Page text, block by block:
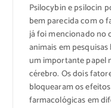
Psilocybin e psilocin
bem parecida com o
já foi mencionado no
animais em
um importante papel
cérebro. Os dois
bloquearam os
farmacológicas em